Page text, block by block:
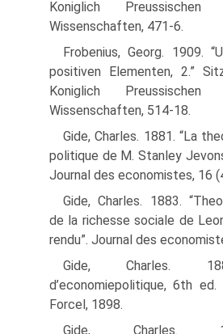
Koniglich
Wissenschaften, 471-6.
Frobenius, Georg. 1909.
positiven Elementen, 2.”
Koniglich
Wissenschaften, 514-18.
Gide, Charles. 1881. “La
politique de M. Stanley
Journal des economistes, 16
Gide, Charles. 1883.
de la richesse sociale de
rendu”. Journal des
Gide, Charles.
d’economiepolitique, 6th
Forcel, 1898.
Gide, Charles.